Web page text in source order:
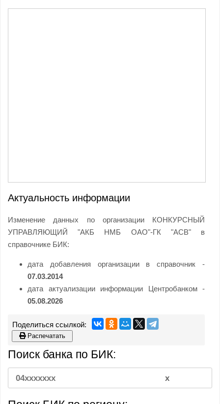
Актуальность информации
Изменение данных по организации КОНКУРСНЫЙ
УПРАВЛЯЮЩИЙ "АКБ НМБ ОАО"-ГК "АСВ" в
справочнике БИК:
дата добавления организации в справочник -
07.03.2014
дата актуализации информации Центробанком -
05.08.2026
Распечатать
Поиск банка по БИК: